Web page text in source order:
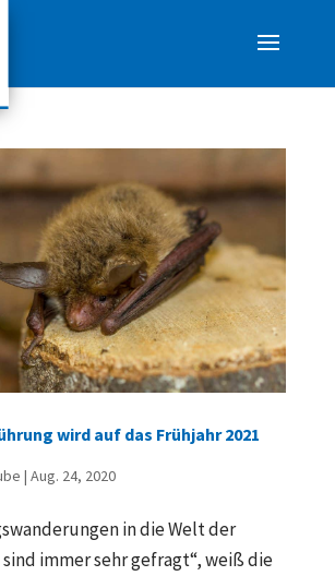
wird auf das Frühjahr 2021
| Aug. 24, 2020
in die Welt der
immer sehr gefragt“, weiß die